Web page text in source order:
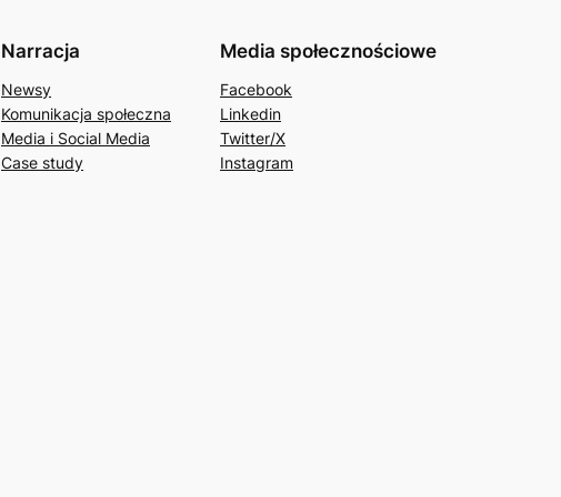
Narracja
Newsy
Komunikacja społeczna
Media i Social Media
Case study
Media społecznościowe
Facebook
Linkedin
Twitter/X
Instagram